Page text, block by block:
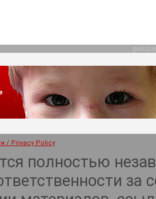
/ Privacy Policy
полностью